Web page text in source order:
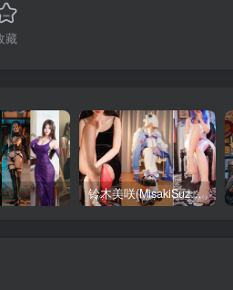
藏
铃木美咲(MisakiSuzuki) 合集下载